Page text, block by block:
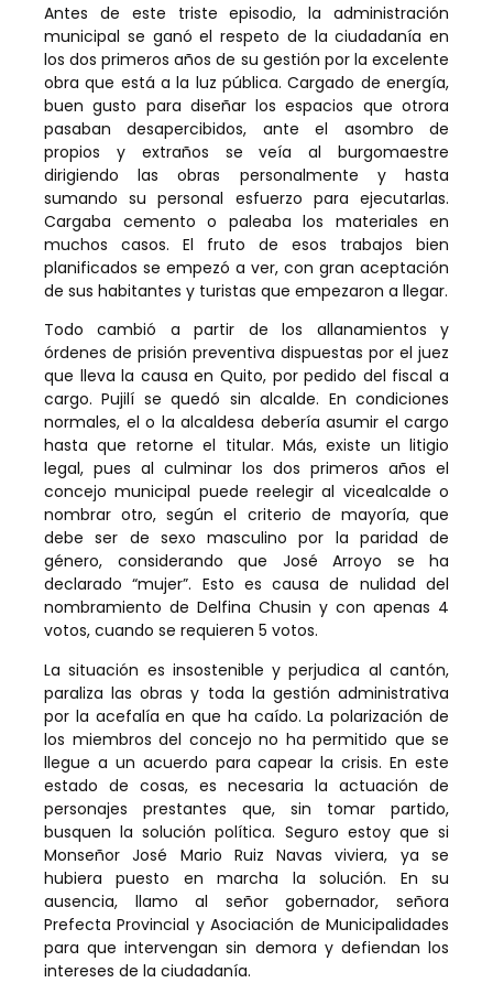
Antes de este triste episodio, la administración
municipal se ganó el respeto de la ciudadanía en
los dos primeros años de su gestión por la excelente
obra que está a la luz pública. Cargado de energía,
buen gusto para diseñar los espacios que otrora
pasaban desapercibidos, ante el asombro de
propios y extraños se veía al burgomaestre
dirigiendo las obras personalmente y hasta
sumando su personal esfuerzo para ejecutarlas.
Cargaba cemento o paleaba los materiales en
muchos casos. El fruto de esos trabajos bien
planificados se empezó a ver, con gran aceptación
de sus habitantes y turistas que empezaron a llegar.
Todo cambió a partir de los allanamientos y
órdenes de prisión preventiva dispuestas por el juez
que lleva la causa en Quito, por pedido del fiscal a
cargo. Pujilí se quedó sin alcalde. En condiciones
normales, el o la alcaldesa debería asumir el cargo
hasta que retorne el titular. Más, existe un litigio
legal, pues al culminar los dos primeros años el
concejo municipal puede reelegir al vicealcalde o
nombrar otro, según el criterio de mayoría, que
debe ser de sexo masculino por la paridad de
género, considerando que José Arroyo se ha
declarado “mujer”. Esto es causa de nulidad del
nombramiento de Delfina Chusin y con apenas 4
votos, cuando se requieren 5 votos.
La situación es insostenible y perjudica al cantón,
paraliza las obras y toda la gestión administrativa
por la acefalía en que ha caído. La polarización de
los miembros del concejo no ha permitido que se
llegue a un acuerdo para capear la crisis. En este
estado de cosas, es necesaria la actuación de
personajes prestantes que, sin tomar partido,
busquen la solución política. Seguro estoy que si
Monseñor José Mario Ruiz Navas viviera, ya se
hubiera puesto en marcha la solución. En su
ausencia, llamo al señor gobernador, señora
Prefecta Provincial y Asociación de Municipalidades
para que intervengan sin demora y defiendan los
intereses de la ciudadanía.